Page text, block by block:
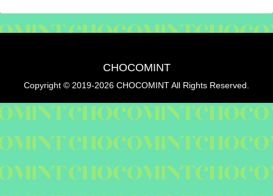
CHOCOMINT
Copyright © 2019-2026 CHOCOMINT All Rights Reserved.